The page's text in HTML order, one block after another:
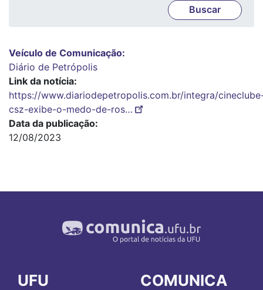
Veículo de Comunicação
Diário de Petrópolis
Link da notícia
https://www.diariodepetropolis.com.br/integra/
csz-exibe-o-medo-de-ros…
Data da publicação
12/08/2023
UFU COMUNICA